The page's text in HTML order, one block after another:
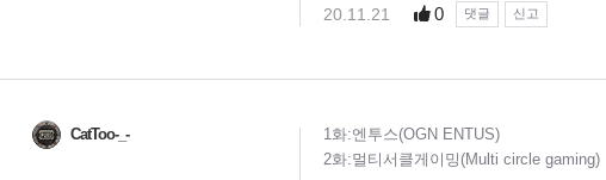
20.11.21 0 댓글 신고
CatToo-_-
1화:엔투스(OGN ENTUS)
2화:멀티서클게이밍(Multi circle gaming)